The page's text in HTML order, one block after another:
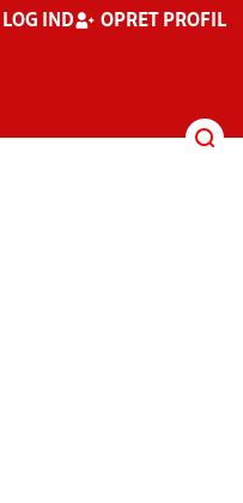
LOG IND OPRET PROFIL